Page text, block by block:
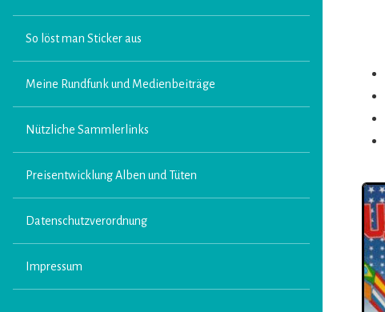
So löst man Sticker aus
Meine Rundfunk und Medienbeiträge
Nützliche Sammlerlinks
Preisentwicklung Alben und Tüten
Datenschutzverordnung
Impressum